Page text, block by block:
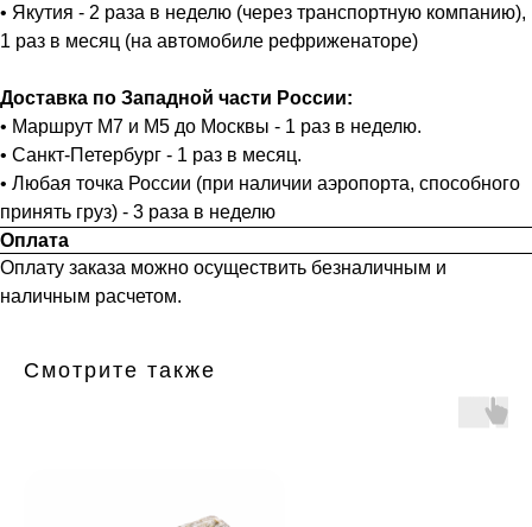
• Якутия - 2 раза в неделю (через транспортную компанию),
1 раз в месяц (на автомобиле рефриженаторе)
Доставка по Западной части России:
• Маршрут М7 и М5 до Москвы - 1 раз в неделю.
• Санкт-Петербург - 1 раз в месяц.
• Любая точка России (при наличии аэропорта, способного
принять груз) - 3 раза в неделю
Оплата
Оплату заказа можно осуществить безналичным и
наличным расчетом.
Смотрите также